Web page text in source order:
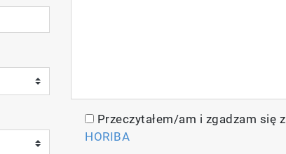
Przeczytałem/am i zgadzam się z
HORIBA